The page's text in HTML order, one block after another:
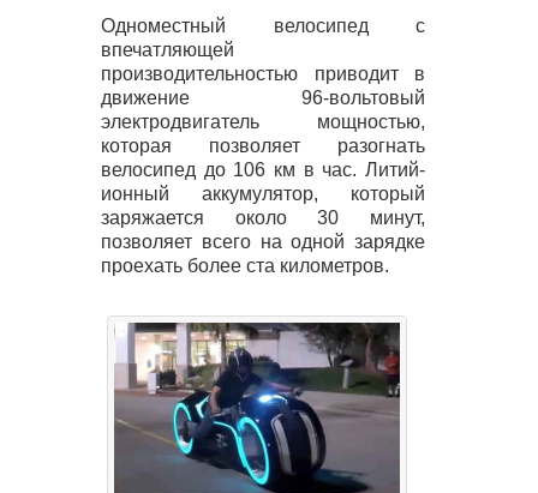
Одноместный велосипед с
впечатляющей
производительностью приводит в
движение 96-вольтовый
электродвигатель мощностью,
которая позволяет разогнать
велосипед до 106 км в час. Литий-
ионный аккумулятор, который
заряжается около 30 минут,
позволяет всего на одной зарядке
проехать более ста километров.